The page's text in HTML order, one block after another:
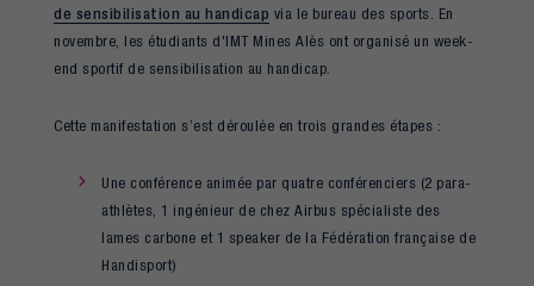
de sensibilisation au handicap via le bureau des sports. En
novembre, les étudiants d'IMT Mines Alès ont organisé un week-
end sportif de sensibilisation au handicap.
Cette manifestation s’est déroulée en trois grandes étapes :
Une conférence animée par quatre conférenciers (2 para-
athlètes, 1 ingénieur de chez Airbus spécialiste des
lames carbone et 1 speaker de la Fédération française de
Handisport)